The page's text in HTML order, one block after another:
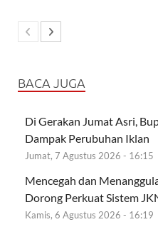
BACA JUGA
Di Gerakan Jumat Asri,
Dampak Perubuhan Iklan
Jumat, 7 Agustus 2026 - 16:15
Mencegah dan
Dorong Perkuat Sistem
Kamis, 6 Agustus 2026 - 16:19